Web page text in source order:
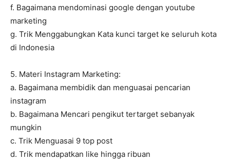
f. Bagaimana mendominasi google dengan youtube
marketing
g. Trik Menggabungkan Kata kunci target ke seluruh kota
di Indonesia
5. Materi Instagram Marketing:
a. Bagaimana membidik dan menguasai pencarian
instagram
b. Bagaimana Mencari pengikut tertarget sebanyak
mungkin
c. Trik Menguasai 9 top post
d. Trik mendapatkan like hingga ribuan